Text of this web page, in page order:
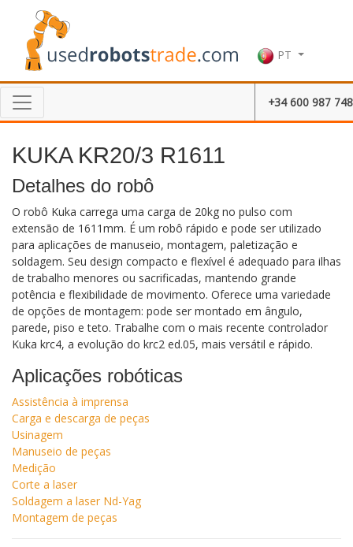
PT
+34 600 987 748
KUKA KR20/3 R1611
Detalhes do robô
O robô Kuka carrega uma carga de 20kg no pulso com
extensão de 1611mm. É um robô rápido e pode ser utilizado
para aplicações de manuseio, montagem, paletização e
soldagem. Seu design compacto e flexível é adequado para ilhas
de trabalho menores ou sacrificadas, mantendo grande
potência e flexibilidade de movimento. Oferece uma variedade
de opções de montagem: pode ser montado em ângulo,
parede, piso e teto. Trabalhe com o mais recente controlador
Kuka krc4, a evolução do krc2 ed.05, mais versátil e rápido.
Aplicações robóticas
Assistência à imprensa
Carga e descarga de peças
Usinagem
Manuseio de peças
Medição
Corte a laser
Soldagem a laser Nd-Yag
Montagem de peças